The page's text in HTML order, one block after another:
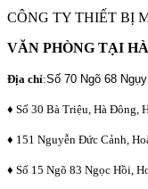
CÔNG TY THIẾT BỊ
VĂN PHÒNG TẠI
Địa chỉ:Số 70 Ngõ 68
♦ Số 30 Bà Triệu, Hà Đông,
♦ 151 Nguyễn Đức Cảnh,
♦ Số 15 Ngõ 83 Ngọc Hồi,